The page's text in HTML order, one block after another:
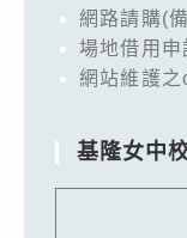
網路請購(
場地借用申
網站維護之
基隆女中